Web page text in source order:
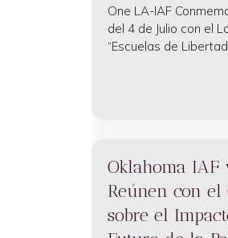
One LA-IAF
del 4 de Julio con el
“Escuelas de
Oklahoma IAF
Reúnen con el
sobre el